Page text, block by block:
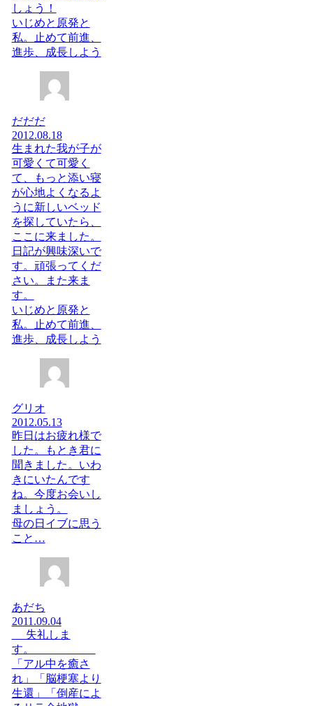
しょう！
いじめと原発と
私。止めて前進、
進歩、成長しよう
だだだ
2012.08.18
生まれた我が子が
可愛くて可愛く
て、もっと添い寝
が心地よくなるよ
うに新しいベッド
を探していたら、
ここに来ました。
日記が興味深いで
す。頑張ってくだ
さい。また来ま
す。
いじめと原発と
私。止めて前進、
進歩、成長しよう
グリオ
2012.05.13
昨日はお疲れ様で
した。もとき君に
聞きました。いわ
きにいたんです
ね。今度お会いし
ましょう。
母の日イブに思う
こと…
あだち
2011.09.04
失礼しま
す。
「アル中を癒さ
れ」「脳梗塞より
生還」「倒産によ